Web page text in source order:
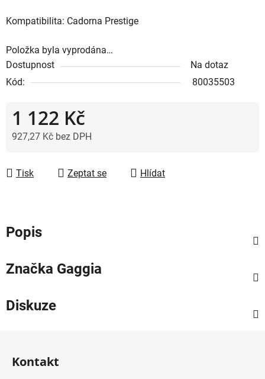
Kompatibilita: Cadorna Prestige
Položka byla vyprodána…
Dostupnost
Na dotaz
Kód:
80035503
1 122 Kč
927,27 Kč bez DPH
Tisk
Zeptat se Hlídat
Popis
Značka Gaggia
Diskuze
Kontakt